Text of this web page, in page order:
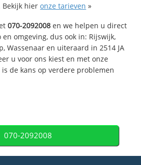
Bekijk hieronze tarieven »
070-2092008 en we helpen u direct
omgeving, dus ook in: Rijswijk,
Wassenaar en uiteraard in 2514 JA
u voor ons kiest en met onze
de kans op verdere problemen
070-2092008